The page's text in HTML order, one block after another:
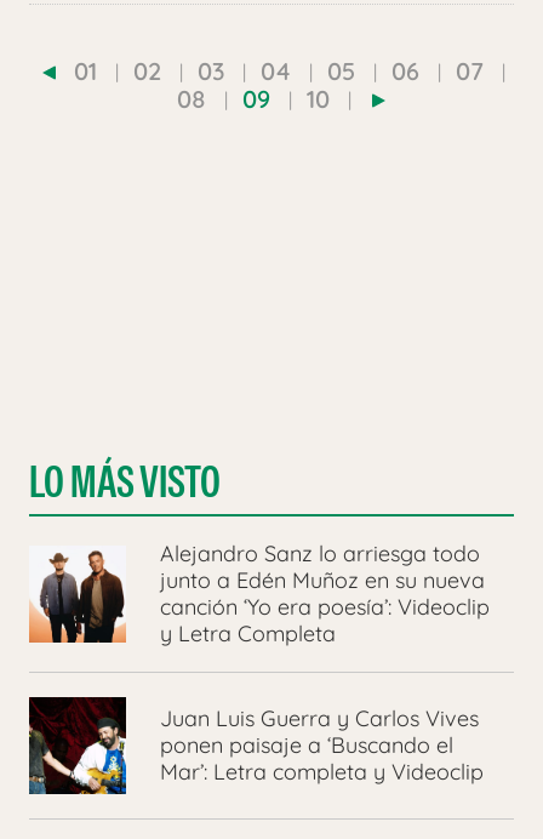
01 02 03 04 05 06
07
08
09 10
LO MÁS VISTO
Alejandro Sanz lo arriesga todo
junto a Edén Muñoz en su nueva
canción ‘Yo era poesía’: Videoclip
y Letra Completa
Juan Luis Guerra y Carlos Vives
ponen paisaje a ‘Buscando el
Mar’: Letra completa y Videoclip